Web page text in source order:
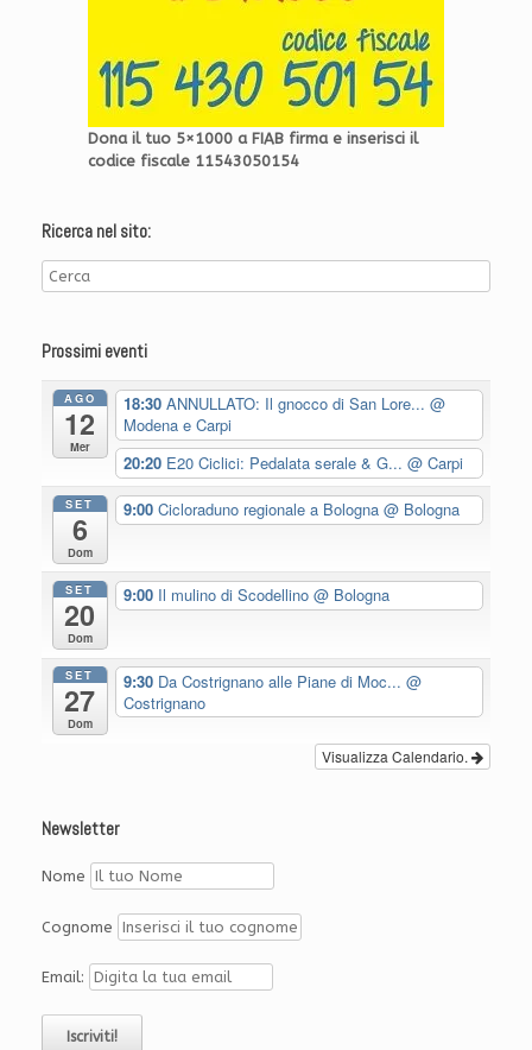
Dona il tuo 5×1000 a FIAB firma e inserisci il
codice fiscale 11543050154
Ricerca nel sito:
Prossimi eventi
AGO
12
Mer
18:30 ANNULLATO: Il gnocco di San Lore... @
Modena e Carpi
20:20 E20 Ciclici: Pedalata serale & G... @ Carpi
SET
6
Dom
9:00 Cicloraduno regionale a Bologna @ Bologna
SET
20
Dom
9:00 Il mulino di Scodellino @ Bologna
SET
27
Dom
9:30 Da Costrignano alle Piane di Moc... @
Costrignano
Visualizza Calendario.
Newsletter
Nome
Cognome
Email: